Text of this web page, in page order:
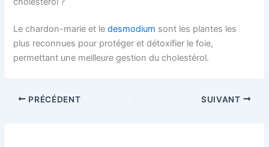
Le chardon-marie et ledesmodium sont les plantes les
plus reconnues pour protéger et détoxifier le foie,
permettant une meilleure gestion du cholestérol.
PRÉCÉDENT SUIVANT